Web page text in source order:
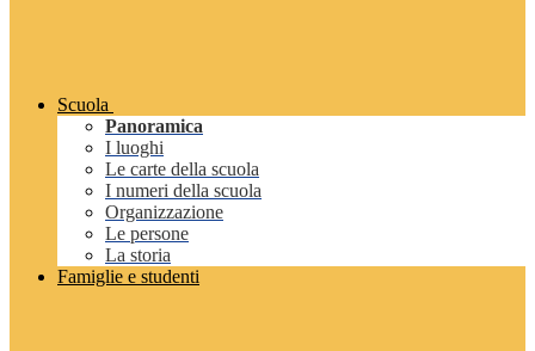
Scuola
Panoramica
I luoghi
Le carte della scuola
I numeri della scuola
Organizzazione
Le persone
La storia
Famiglie e studenti